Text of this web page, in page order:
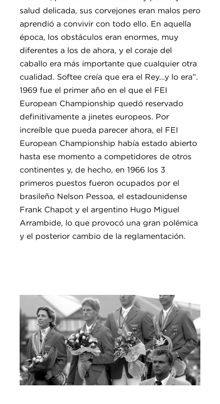
salud delicada, sus corvejones eran malos pero
aprendió a convivir con todo ello. En aquella
época, los obstáculos eran enormes, muy
diferentes a los de ahora, y el coraje del
caballo era más importante que cualquier otra
cualidad. Softee creía que era el Rey...y lo era”.
1969 fue el primer año en el que el FEI
European Championship quedó reservado
definitivamente a jinetes europeos. Por
increíble que pueda parecer ahora, el FEI
European Championship había estado abierto
hasta ese momento a competidores de otros
continentes y, de hecho, en 1966 los 3
primeros puestos fueron ocupados por el
brasileño Nelson Pessoa, el estadounidense
Frank Chapot y el argentino Hugo Miguel
Arrambide, lo que provocó una gran polémica
y el posterior cambio de la reglamentación.